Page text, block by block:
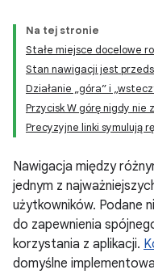
Na tej stronie
Stałe miejsce docelowe
Stan nawigacji jest
Działanie „góra” i
Przycisk W górę nigdy nie
Precyzyjne linki symulują
Nawigacja między
jednym z
użytkowników. Podane
do zapewnienia
korzystania z aplikacji.
domyślne